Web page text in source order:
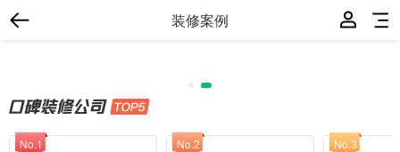
装修案例
No.1 No.2 No.3